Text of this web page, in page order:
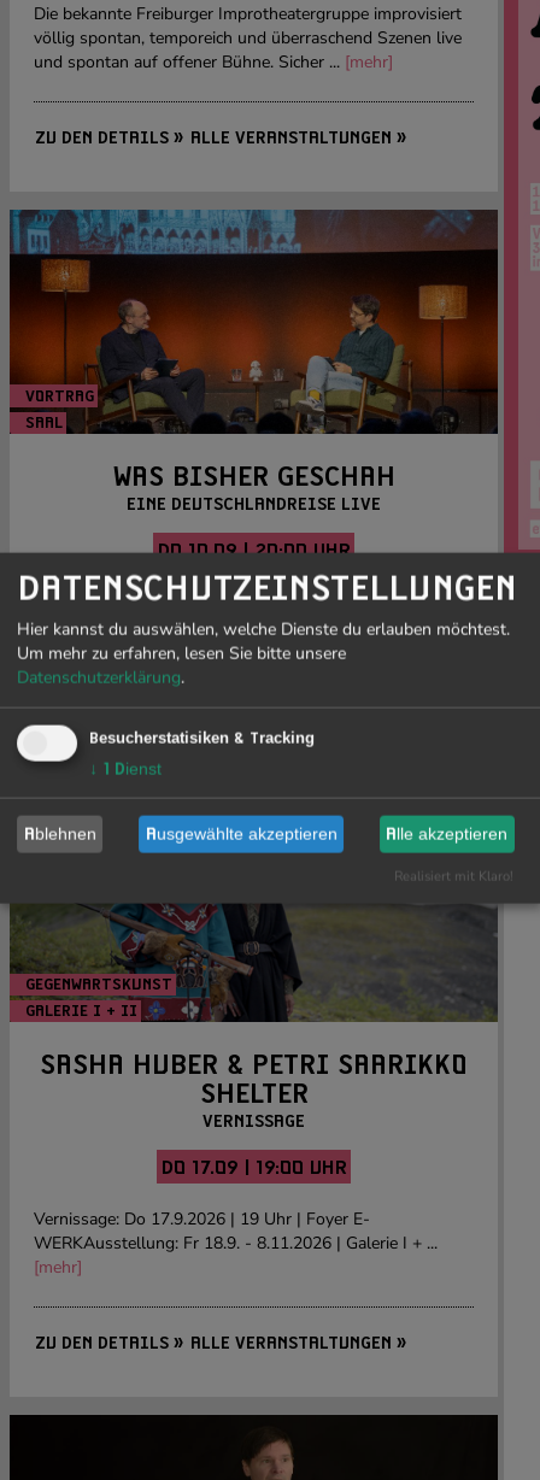
Die bekannte Freiburger Improtheatergruppe improvisiert
völlig spontan, temporeich und überraschend Szenen live
und spontan auf offener Bühne. Sicher ... [mehr]
ZU DEN DETAILS » ALLE VERANSTALTUNGEN »
VORTRAG
SAAL
WAS BISHER GESCHAH
EINE DEUTSCHLANDREISE LIVE
DO 10.09 | 20:00 UHR
Wenn wir wissen, was bisher geschah, nehmen wir
intensiver wahr, was heute passiert und verstehen, was
morgen kommen kann.In Was bisher ...[mehr]
ZU DEN DETAILS »
GEGENWARTSKUNST
GALERIE I + II
SASHA HUBER & PETRI SAARIKKO
SHELTER
VERNISSAGE
DO 17.09 | 19:00 UHR
Vernissage: Do 17.9.2026 | 19 Uhr | Foyer E-
WERKAusstellung: Fr 18.9. - 8.11.2026 | Galerie I + ...
[mehr]
ZU DEN DETAILS » ALLE VERANSTALTUNGEN »
DATENSCHUTZEINSTELLUNGEN
Hier kannst du auswählen, welche Dienste du erlauben möchtest.
Um mehr zu erfahren, lesen Sie bitte unsere
Datenschutzerklärung.
Besucherstatisiken & Tracking
↓ 1 Dienst
Ablehnen Ausgewählte akzeptieren Alle akzeptieren
Realisiert mit Klaro!